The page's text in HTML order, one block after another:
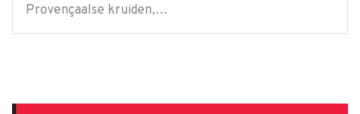
Provençaalse kruiden,…